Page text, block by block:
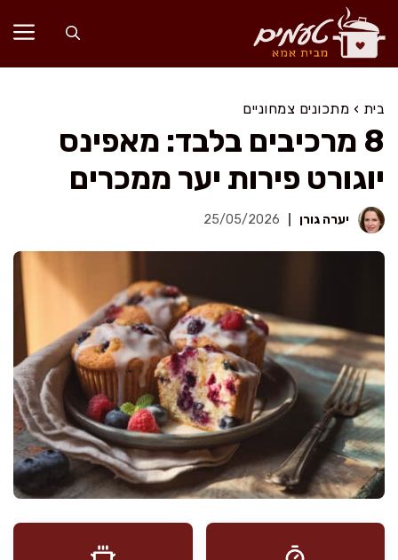
לדלג
לתוכן
בית › מתכונים צמחוניים
8 מרכיבים בלבד: מאפינס
יוגורט פירות יער ממכרים
יערה גורן 25/05/2026